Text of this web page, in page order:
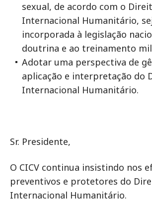
sexual, de acordo com o
Internacional Humanitário,
incorporada à legislação
doutrina e ao treinamento
Adotar uma perspectiva de
aplicação e interpretação do
Internacional Humanitário.
Sr. Presidente,
O CICV continua insistindo nos
preventivos e protetores do
Internacional Humanitário.